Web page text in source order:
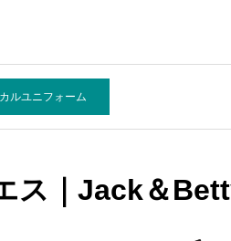
ルユニフォーム
ス｜Jack＆